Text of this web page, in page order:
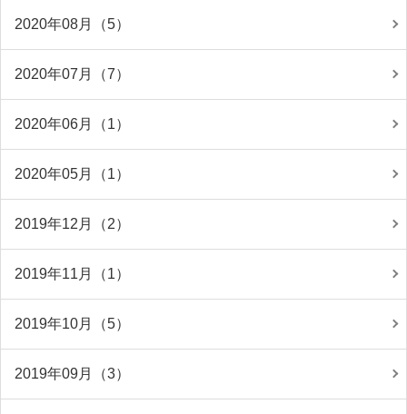
2020年08月（5）
2020年07月（7）
2020年06月（1）
2020年05月（1）
2019年12月（2）
2019年11月（1）
2019年10月（5）
2019年09月（3）